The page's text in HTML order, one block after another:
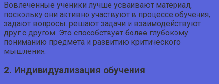
Вовлеченные ученики лучше усваивают материал,
поскольку они активно участвуют в процессе обучения,
задают вопросы, решают задачи и взаимодействуют
друг с другом. Это способствует более глубокому
пониманию предмета и развитию критического
мышления.
2. Индивидуализация обучения